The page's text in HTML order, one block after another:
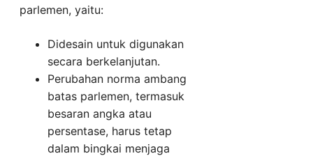
parlemen, yaitu:
Didesain untuk digunakan
secara berkelanjutan.
Perubahan norma ambang
batas parlemen, termasuk
besaran angka atau
persentase, harus tetap
dalam bingkai menjaga